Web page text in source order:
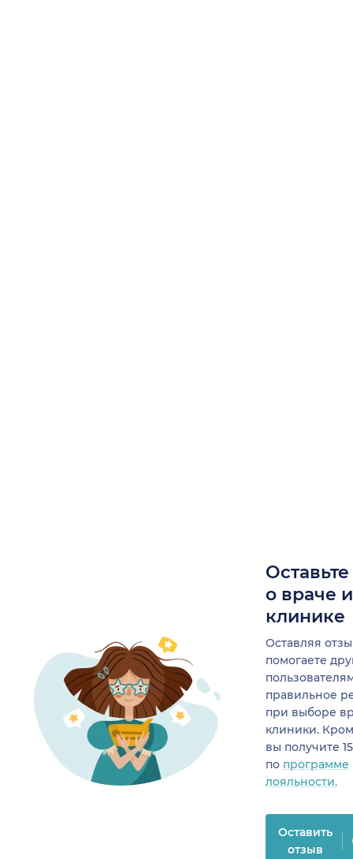
о враче
клинике
Оставляя
помогаете
правильное
при выборе
клиники.
вы получите
по программе
лояльности.
Оставить
отзыв